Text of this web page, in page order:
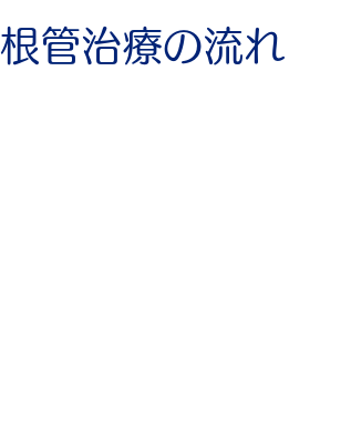
根管治療の流れ